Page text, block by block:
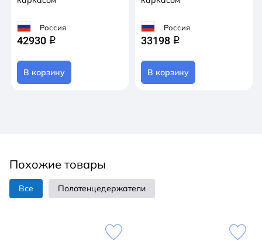
Россия
42930 q
В корзину
Россия
33198 q
В корзину
Похожие товары
Все Полотенцедержатели